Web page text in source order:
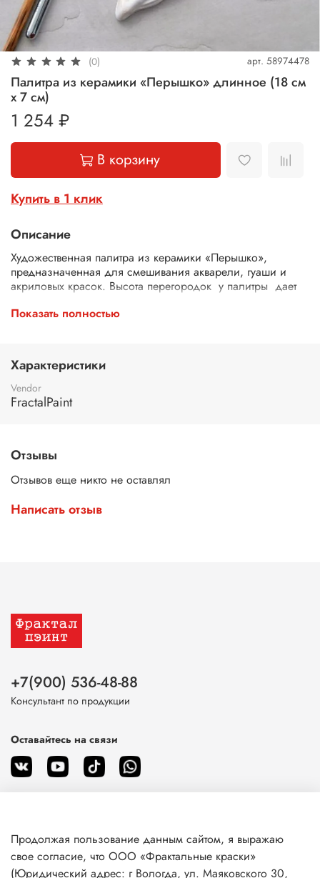
(0) арт. 58974478
Палитра из керамики «Перышко» длинное (18 см
х 7 см)
1 254 ₽
В корзину
Купить в 1 клик
Описание
Художественная палитра из керамики «Перышко»,
предназначенная для смешивания акварели, гуаши и
акриловых красок. Высота перегородок у палитры дает
для заливок. Палитра имеет компактный размер и
Показать полностью
Характеристики
Vendor
FractalPaint
Отзывы
Отзывов еще никто не оставлял
Написать отзыв
О магазине
+7(900) 536-48-88
Консультант по продукции
Оставайтесь на связи
Продолжая пользование данным сайтом, я выражаю
свое согласие, что ООО «Фрактальные краски»
(Юридический адрес: г Вологда, ул. Маяковского 30,